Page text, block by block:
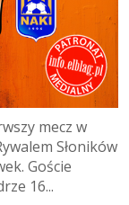
mecz w
Słoników
Goście
16...